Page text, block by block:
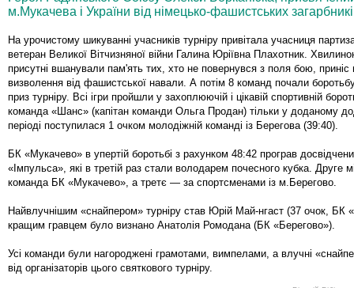
м.Мукачева і України від німецько-фашистських
На урочистому шикуванні учасників турніру привітала учасниця
ветеран Великої Вітчизняної війни Галина Юріївна Плахотник.
присутні вшанували пам'ять тих, хто не повернувся з поля бою,
визволення від фашистської навали. А потім 8 команд почали
приз турніру. Всі ігри пройшли у захоплюючій і цікавій спортивній
команда «Шанс» (капітан команди Ольга Продан) тільки у доданому
періоді поступилася 1 очком молодіжній команді із Берегова (39:40).
БК «Мукачево» в упертій боротьбі з рахунком 48:42 програв
«Імпульса», які в третій раз стали володарем почесного кубка. Друге
команда БК «Мукачево», а третє — за спортсменами із м.Берегово.
Найвлучнішим «снайпером» турніру став Юрій Май-нгаст (37 очок, БК
кращим гравцем було визнано Анатолія Ромодана (БК «Берегово»).
Усі команди були нагороджені грамотами, вимпелами, а влучні
від організаторів цього святкового турніру.